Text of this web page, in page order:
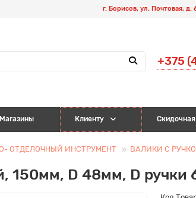
г. Борисов, ул. Почтовая, д.
+375
Магазины Клиенту
ОТДЕЛОЧНЫЙ ИНСТРУМЕНТ ВАЛИКИ С
150мм, D 48мм, D ручки